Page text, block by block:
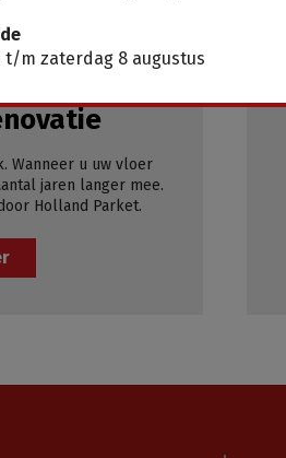
Wanneer u uw vloer
jaren langer mee.
Holland Parket.
t/m zaterdag 8 augustus